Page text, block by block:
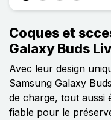
Coques et
Galaxy Buds
Avec leur design
Samsung Galaxy
de charge, tout aussi
fiable pour le